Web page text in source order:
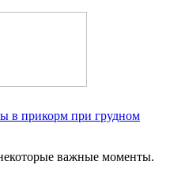
в прикорм при грудном
важные моменты.